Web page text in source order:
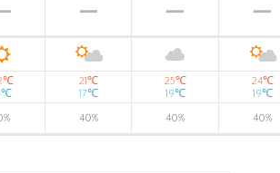
℃
℃
21℃
17℃
25℃
19℃
24℃
19℃
% 40% 40% 40%